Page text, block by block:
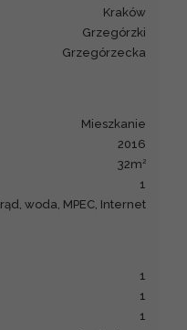
Kraków
Grzegórzki
Grzegórzecka
mieszkanie
2016
32m 2
1
Prąd, woda, MPEC, Internet
1
1
1